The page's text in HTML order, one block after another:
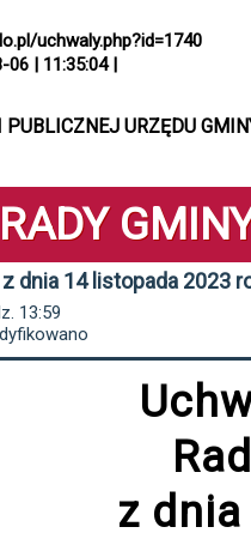
uchwaly.php?id=1740
06 | 11:35:04 |
URZĘDU
dnia 14 listopada 2023
13:59
z